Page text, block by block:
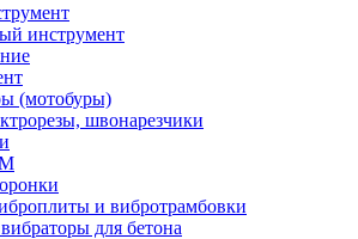
инструмент
(мотобуры)
швонарезчики
и вибротрамбовки
для бетона